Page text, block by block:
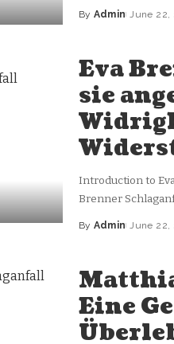
By Admin June 22,
Eva
sie
Introduction to
Brenner
By Admin June 22,
Eine